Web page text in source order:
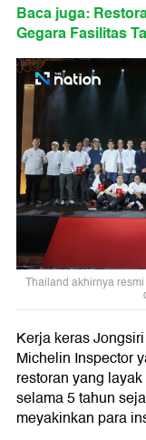
Baca juga:
Gegara Fasilitas
Thailand akhirnya
Kerja keras
Michelin Inspector
restoran yang
selama 5 tahun
meyakinkan para